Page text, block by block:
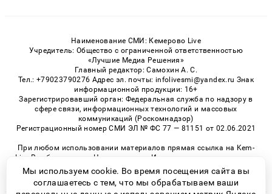
Наименование СМИ: Кемерово Live
Учредитель: Общество с ограниченной ответственностью
«Лучшие Медиа Решения»
Главный редактор: Самохин А. С.
Тел.: +79023790276 Адрес эл. почты: infolivesmi@yandex.ru Знак
информационной продукции: 16+
Зарегистрировавший орган: Федеральная служба по надзору в
сфере связи, информационных технологий и массовых
коммуникаций (Роскомнадзор)
Регистрационный номер СМИ ЭЛ № ФС 77 — 81151 от 02.06.2021
При любом использовании материалов прямая ссылка на Kem-
Live.Ru обязательна. Цитирование в Интернете возможно только
при наличии письменного разрешения.
Мы используем cookie. Во время посещения сайта вы
соглашаетесь с тем, что мы обрабатываем ваши